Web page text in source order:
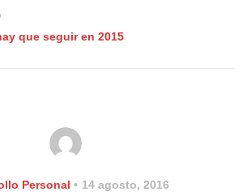
que seguir en 2015
Personal 14 agosto, 2016